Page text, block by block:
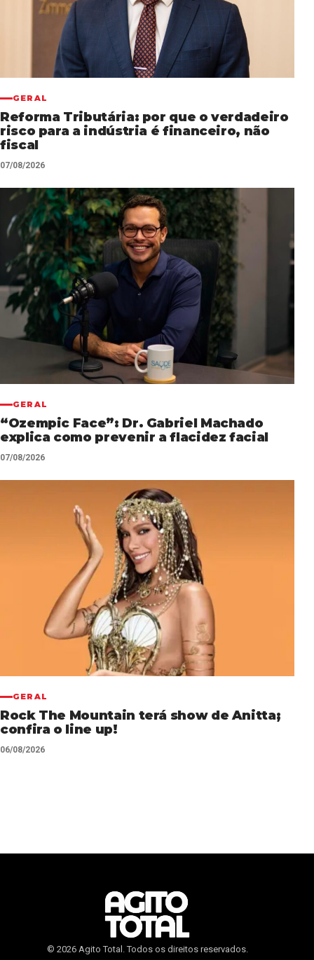
GERAL
Reforma Tributária: por que o verdadeiro
risco para a indústria é financeiro, não
fiscal
07/08/2026
GERAL
“Ozempic Face”: Dr. Gabriel Machado
explica como prevenir a flacidez facial
07/08/2026
GERAL
Rock The Mountain terá show de Anitta;
confira o line up!
06/08/2026
© 2026 Agito Total. Todos os direitos reservados.